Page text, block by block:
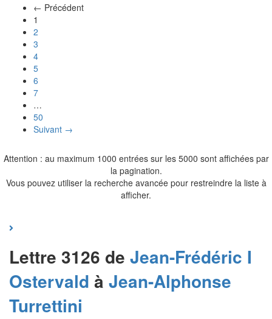
← Précédent
1
2
3
4
5
6
7
…
50
Suivant →
Attention : au maximum 1000 entrées sur les 5000 sont affichées par
la pagination.
Vous pouvez utiliser la recherche avancée pour restreindre la liste à
afficher.
Lettre 3126 de Jean-Frédéric I
Ostervald à Jean-Alphonse
Turrettini